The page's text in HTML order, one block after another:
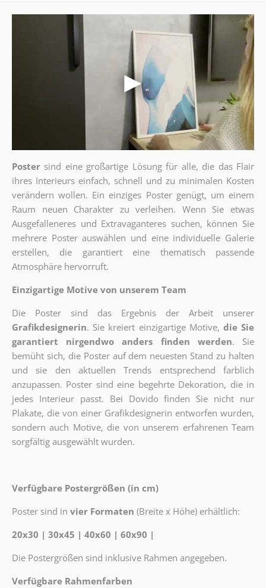
Poster sind eine großartige Lösung für alle, die das Flair
ihres Interieurs einfach, schnell und zu minimalen Kosten
verändern wollen. Ein einziges Poster genügt, um einem
Raum neuen Charakter zu verleihen. Wenn Sie etwas
Ausgefalleneres und Extravaganteres suchen, können Sie
mehrere Poster auswählen und eine individuelle Galerie
erstellen, die garantiert eine thematisch passende
Atmosphäre hervorruft.
Einzigartige Motive von unserem Team
Die Poster sind das Ergebnis der Arbeit unserer
Grafikdesignerin. Sie kreiert einzigartige Motive, die Sie
garantiert nirgendwo anders finden werden. Sie
bemüht sich, die Poster auf dem neuesten Stand zu halten
und sie den aktuellen Trends entsprechend farblich
anzupassen. Poster sind eine begehrte Dekoration, die in
jedes Interieur passt. Bei Dovido finden Sie nicht nur
Plakate, die von einer Grafikdesignerin entworfen wurden,
sondern auch Motive, die von unserem erfahrenen Team
sorgfältig ausgewählt wurden.
Verfügbare Postergrößen (in cm)
Poster sind in vier Formaten (Breite x Höhe) erhältlich:
20x30 | 30x45 | 40x60 | 60x90 |
Die Postergrößen sind inklusive Rahmen angegeben.
Verfügbare Rahmenfarben